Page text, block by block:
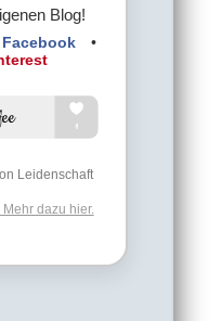
Blog!
Facebook
•
Leidenschaft
dazu hier.